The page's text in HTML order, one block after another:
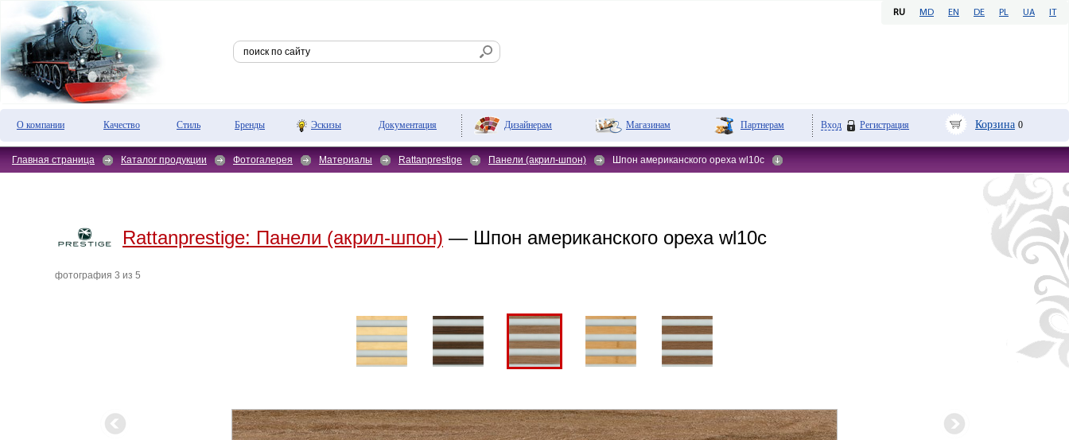
RU MD EN DE PL UA IT
О компании Качество Стиль Бренды Эскизы Документация Дизайнерам Магазинам Партнерам Вход Регистрация Корзина 0
Главная страница Каталог продукции Фотогалерея Материалы Rattanprestige Панели (акрил-шпон) Шпон американского ореха wl10c
Rattanprestige: Панели (акрил-шпон) — Шпон американского ореха wl10c
фотография 3 из 5